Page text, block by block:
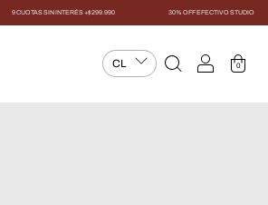
9 CUOTAS SIN INTERÉS +$299.990 30% OFF EFECTIVO STUDIO
0